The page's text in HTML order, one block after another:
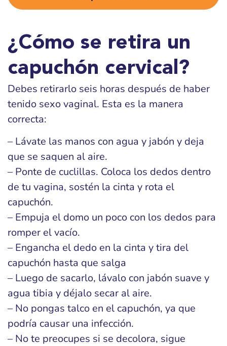
¿Cómo se retira un
capuchón cervical?
Debes retirarlo seis horas después de haber
tenido sexo vaginal. Esta es la manera
correcta:
– Lávate las manos con agua y jabón y deja
que se saquen al aire.
– Ponte de cuclillas. Coloca los dedos dentro
de tu vagina, sostén la cinta y rota el
capuchón.
– Empuja el domo un poco con los dedos para
romper el vacío.
– Engancha el dedo en la cinta y tira del
capuchón hasta que salga
– Luego de sacarlo, lávalo con jabón suave y
agua tibia y déjalo secar al aire.
– No pongas talco en el capuchón, ya que
podría causar una infección.
– No te preocupes si se decolora, sigue